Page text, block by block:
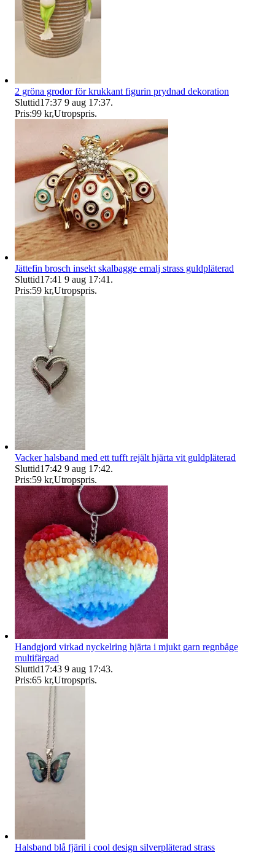
2 gröna grodor för krukkant figurin prydnad dekoration
Sluttid17:37 9 aug 17:37.
Pris:99 kr,Utropspris.
Jättefin brosch insekt skalbagge emalj strass guldpläterad
Sluttid17:41 9 aug 17:41 .
Pris:59 kr,Utropspris.
Vacker halsband med ett tufft rejält hjärta vit guldpläterad
Sluttid17:42 9 aug 17:42.
Pris:59 kr,Utropspris.
Handgjord virkad nyckelring hjärta i mjukt garn regnbåge
multifärgad
Sluttid17:43 9 aug 17:43.
Pris:65 kr,Utropspris.
Halsband blå fjäril i cool design silverpläterad strass